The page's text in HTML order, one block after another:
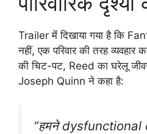
Trailer में दिखाया गया है कि
नहीं, एक परिवार की तरह
की चिट-पट, Reed का घरेलू
Joseph Quinn ने कहा है:
“हमने